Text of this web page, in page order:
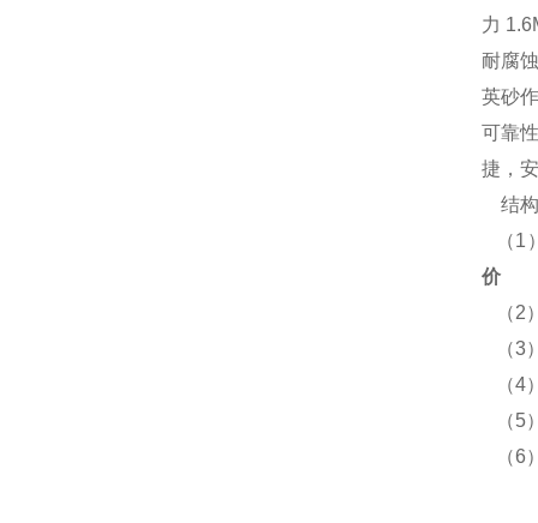
力
耐腐
英砂
可靠
捷，
结
（1
价
（2
（3
（4
（5
（6